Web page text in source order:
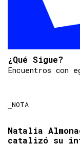
¿Qué Sigue?
Encuentros con
NOTA
Natalia
catalizó su